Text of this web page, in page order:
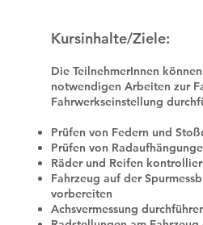
Kursinhalte/Ziele:
Die TeilnehmerInnen
notwendigen Arbeiten zur
Fahrwerkseinstellung
Prüfen von Federn und
Prüfen von
Räder und Reifen
Fahrzeug auf der
vorbereiten
Achsvermessung